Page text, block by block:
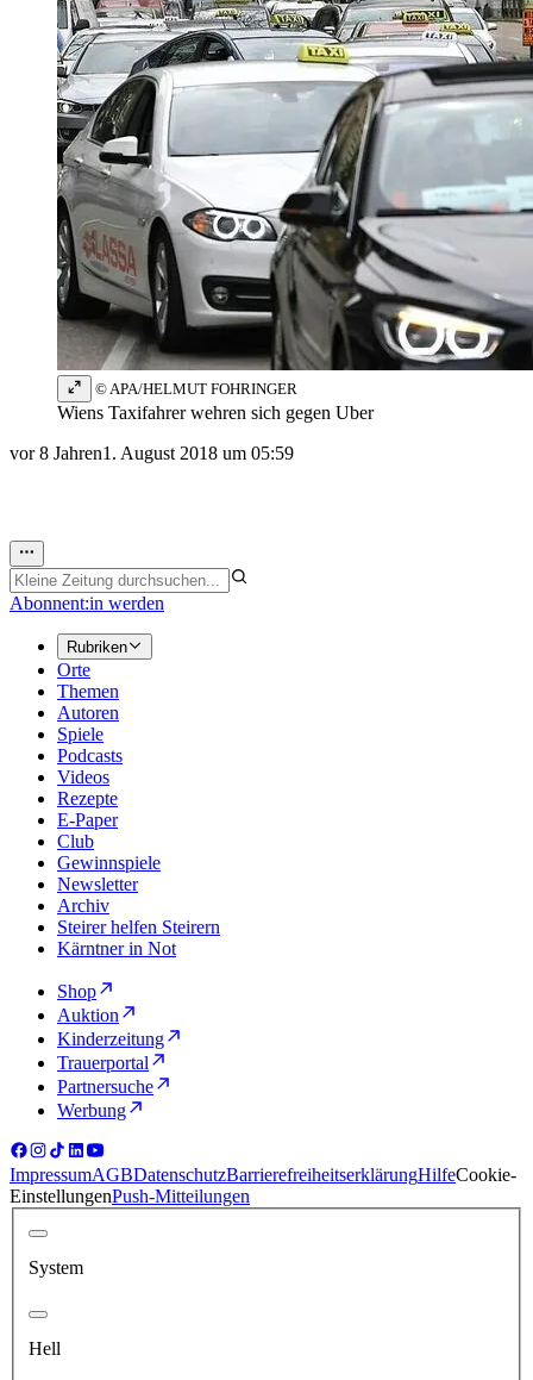
© APA/HELMUT FOHRINGER
Wiens Taxifahrer wehren sich gegen Uber
vor 8 Jahren1. August 2018 um 05:59
Abonnent:in werden
Rubriken
Orte
Themen
Autoren
Spiele
Podcasts
Videos
Rezepte
E-Paper
Club
Gewinnspiele
Newsletter
Archiv
Steirer helfen Steirern
Kärntner in Not
Shop
Auktion
Kinderzeitung
Trauerportal
Partnersuche
Werbung
ImpressumAGBDatenschutzBarrierefreiheitserklärungHilfeCookie-
EinstellungenPush-Mitteilungen
System
Hell